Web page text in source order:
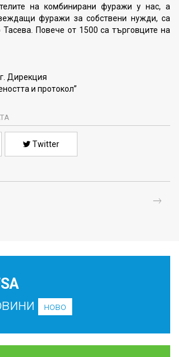
на комбинирани фуражи у нас, а
фуражи за собствени нужди, са
Повече от 1500 са търговците на
Дирекция
и протокол”
Twitter
ново